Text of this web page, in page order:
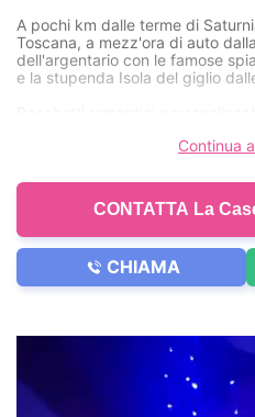
A pochi km dalle terme di
Toscana, a mezz'ora di auto
dell'argentario con le famose
e la stupenda Isola del giglio
nel centro Termale di Saturnia
Continua
CONTATTA La
CHIAMA